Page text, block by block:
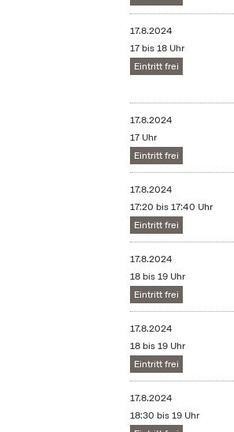
17.8.2024
17 bis 18 Uhr
Eintritt frei
17.8.2024
17 Uhr
Eintritt frei
17.8.2024
17:20 bis 17:40 Uhr
Eintritt frei
17.8.2024
18 bis 19 Uhr
Eintritt frei
17.8.2024
18 bis 19 Uhr
Eintritt frei
17.8.2024
18:30 bis 19 Uhr